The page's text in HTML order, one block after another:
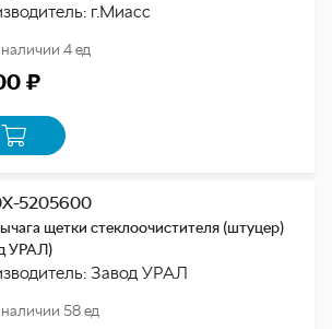
г.Миасс
4 ед
₽
5205600
щетки стеклоочистителя (штуцер)
УРАЛ)
Завод УРАЛ
58 ед